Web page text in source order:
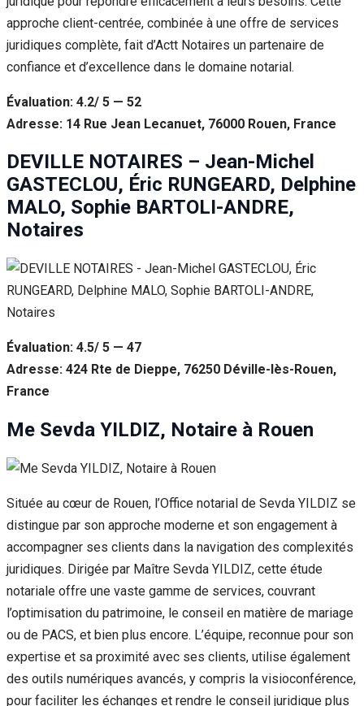
approche client-centrée, combinée à une offre de services
juridiques complète, fait d’Actt Notaires un partenaire de
confiance et d’excellence dans le domaine notarial.
Évaluation: 4.2/ 5 — 52
Adresse: 14 Rue Jean Lecanuet, 76000 Rouen, France
DEVILLE NOTAIRES – Jean-Michel
GASTECLOU, Éric RUNGEARD, Delphine
MALO, Sophie BARTOLI-ANDRE,
Notaires
Évaluation: 4.5/ 5 — 47
Adresse: 424 Rte de Dieppe, 76250 Déville-lès-Rouen,
France
Me Sevda YILDIZ, Notaire à Rouen
Située au cœur de Rouen, l’Office notarial de Sevda YILDIZ se
distingue par son approche moderne et son engagement à
accompagner ses clients dans la navigation des complexités
juridiques. Dirigée par Maître Sevda YILDIZ, cette étude
notariale offre une vaste gamme de services, couvrant
l’optimisation du patrimoine, le conseil en matière de mariage
ou de PACS, et bien plus encore. L’équipe, reconnue pour son
expertise et sa proximité avec ses clients, utilise également
des outils numériques avancés, y compris la visioconférence,
pour faciliter les échanges et rendre le conseil juridique plus